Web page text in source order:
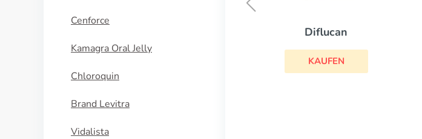
Cenforce
Kamagra Oral Jelly
Chloroquin
Brand Levitra
Vidalista
KAUFEN